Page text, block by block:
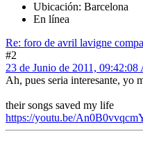
Ubicación: Barcelona
En línea
Re: foro de avril lavigne
#2
23 de Junio de 2011, 09:42:08
Ah, pues seria interesante, yo
their songs saved my life
https://youtu.be/